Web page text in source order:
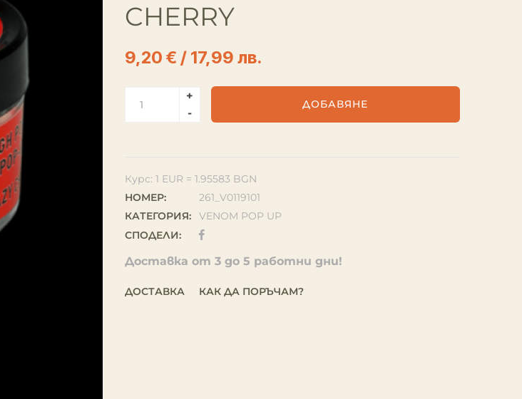
CHERRY
9,20 € / 17,99 лв.
ДОБАВЯНЕ
Курс: 1 EUR = 1.95583 BGN
НОМЕР:
261_V0119101
КАТЕГОРИЯ:
VENOM POP UP
СПОДЕЛИ:
Доставка от 3 до 5 работни дни!
ДОСТАВКА КАК ДА ПОРЪЧАМ?